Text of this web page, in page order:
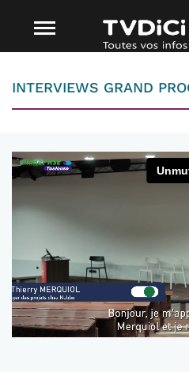
INTERVIEWS GRAND